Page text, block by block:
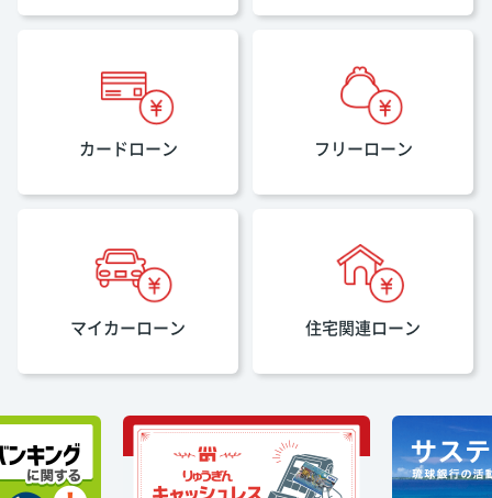
カードローン フリーローン
マイカーローン 住宅関連ローン